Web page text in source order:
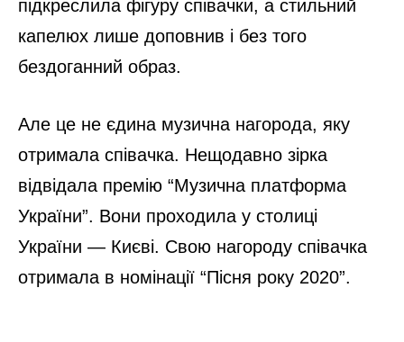
підкреслила фігуру співачки, а стильний
капелюх лише доповнив і без того
бездоганний образ.
Але це не єдина музична нагорода, яку
отримала співачка. Нещодавно зірка
відвідала премію “Музична платформа
України”. Вони проходила у столиці
України — Києві. Свою нагороду співачка
отримала в номінації “Пісня року 2020”.